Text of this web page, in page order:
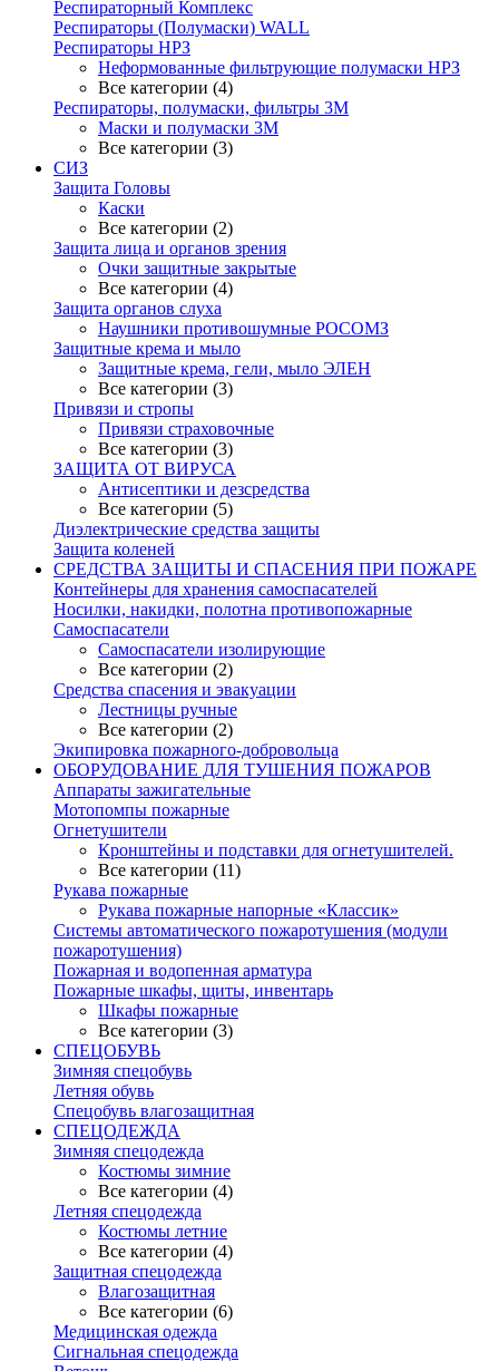
Респираторный Комплекс
Респираторы (Полумаски) WALL
Респираторы НРЗ
Неформованные фильтрующие полумаски НРЗ
Все категории (4)
Респираторы, полумаски, фильтры 3М
Маски и полумаски 3М
Все категории (3)
СИЗ
Защита Головы
Каски
Все категории (2)
Защита лица и органов зрения
Очки защитные закрытые
Все категории (4)
Защита органов слуха
Наушники противошумные РОСОМЗ
Защитные крема и мыло
Защитные крема, гели, мыло ЭЛЕН
Все категории (3)
Привязи и стропы
Привязи страховочные
Все категории (3)
ЗАЩИТА ОТ ВИРУСА
Антисептики и дезсредства
Все категории (5)
Диэлектрические средства защиты
Защита коленей
СРЕДСТВА ЗАЩИТЫ И СПАСЕНИЯ ПРИ ПОЖАРЕ
Контейнеры для хранения самоспасателей
Носилки, накидки, полотна противопожарные
Самоспасатели
Самоспасатели изолирующие
Все категории (2)
Средства спасения и эвакуации
Лестницы ручные
Все категории (2)
Экипировка пожарного-добровольца
ОБОРУДОВАНИЕ ДЛЯ ТУШЕНИЯ ПОЖАРОВ
Аппараты зажигательные
Мотопомпы пожарные
Огнетушители
Кронштейны и подставки для огнетушителей.
Все категории (11)
Рукава пожарные
Рукава пожарные напорные «Классик»
Системы автоматического пожаротушения (модули
пожаротушения)
Пожарная и водопенная арматура
Пожарные шкафы, щиты, инвентарь
Шкафы пожарные
Все категории (3)
СПЕЦОБУВЬ
Зимняя спецобувь
Летняя обувь
Спецобувь влагозащитная
СПЕЦОДЕЖДА
Зимняя спецодежда
Костюмы зимние
Все категории (4)
Летняя спецодежда
Костюмы летние
Все категории (4)
Защитная спецодежда
Влагозащитная
Все категории (6)
Медицинская одежда
Сигнальная спецодежда